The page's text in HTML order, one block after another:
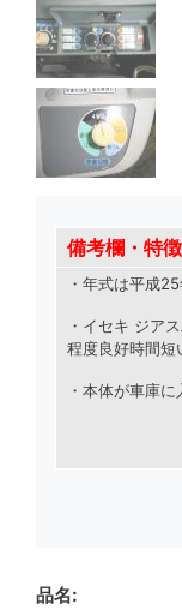
備考欄・特徴
・年式は平成
・イセキ ジア
程度良好時間短
・本体が車庫
品名